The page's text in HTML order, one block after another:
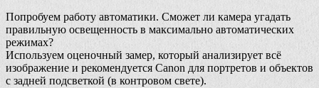
Попробуем работу автоматики. Сможет ли камера угадать
правильную освещенность в максимально автоматических
режимах?
Используем оценочный замер, который анализирует всё
изображение и рекомендуется Canon для портретов и объектов
с задней подсветкой (в контровом свете).